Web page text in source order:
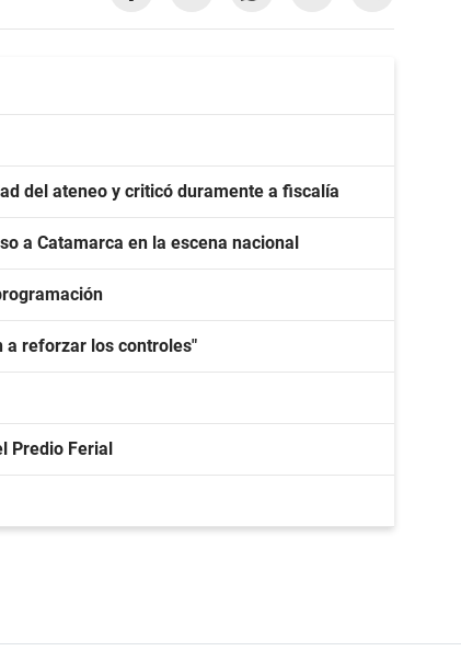
del ateneo y criticó duramente a fiscalía
a Catamarca en la escena nacional
a reforzar los controles"
Predio Ferial